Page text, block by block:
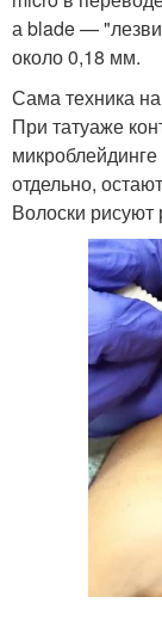
а blade —
около 0,18 мм.
Сама техника
При татуаже
отдельно,
Волоски рисуют